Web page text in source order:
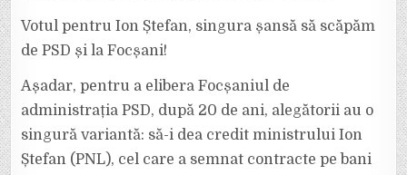
Votul pentru Ion Ștefan, singura șansă să scăpăm
de PSD și la Focșani!
Așadar, pentru a elibera Focșaniul de
administrația PSD, după 20 de ani, alegătorii au o
singură variantă: să-i dea credit ministrului Ion
Ștefan (PNL), cel care a semnat contracte pe bani